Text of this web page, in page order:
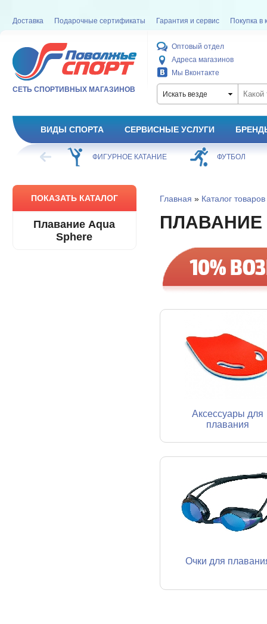
Доставка Подарочные сертификаты Гарантия и сервис Покупка в
СЕТЬ СПОРТИВНЫХ МАГАЗИНОВ
Оптовый отдел
Адреса магазинов
Мы Вконтакте
Искать везде
ВИДЫ СПОРТА СЕРВИСНЫЕ УСЛУГИ
ХОККЕЙ ФИГУРНОЕ КАТАНИЕ ФУТБОЛ
ПОКАЗАТЬ КАТАЛОГ
Плавание Aqua
Sphere
Главная » Каталог товаров
ПЛАВАНИЕ
Аксессуары для
плавания
Очки для